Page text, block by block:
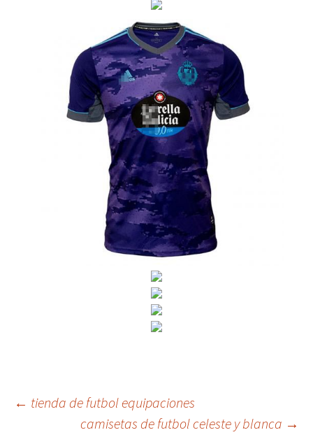
Navegación
← tienda de futbol equipaciones
camisetas de futbol celeste y blanca →